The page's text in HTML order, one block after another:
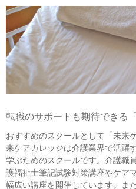
転職のサポートも期待できる
おすすめのスクールとして「未来
来ケアカレッジは介護業界で活躍
学ぶためのスクールです。介護職
護福祉士筆記試験対策講座やケア
幅広い講座を開催しています。ま